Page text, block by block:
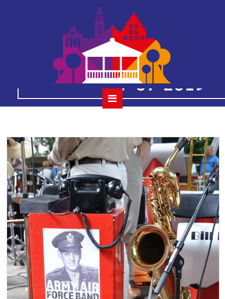
30
07-07-2019